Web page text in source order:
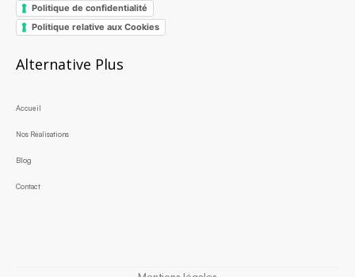
Politique de confidentialité
Politique relative aux Cookies
Alternative Plus
Accueil
Nos Réalisations
Blog
Contact